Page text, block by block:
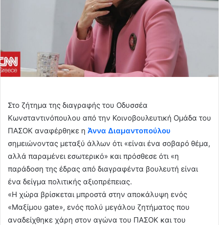
Στο ζήτημα της διαγραφής του Οδυσσέα
Κωνσταντινόπουλου από την Κοινοβουλευτική Ομάδα του
ΠΑΣΟΚ αναφέρθηκε η Άννα Διαμαντοπούλου
σημειώνοντας μεταξύ άλλων ότι «είναι ένα σοβαρό θέμα,
αλλά παραμένει εσωτερικό» και πρόσθεσε ότι «η
παράδοση της έδρας από διαγραφέντα βουλευτή είναι
ένα δείγμα πολιτικής αξιοπρέπειας.
«Η χώρα βρίσκεται μπροστά στην αποκάλυψη ενός
«Μαξίμου gate», ενός πολύ μεγάλου ζητήματος που
αναδείχθηκε χάρη στον αγώνα του ΠΑΣΟΚ και του